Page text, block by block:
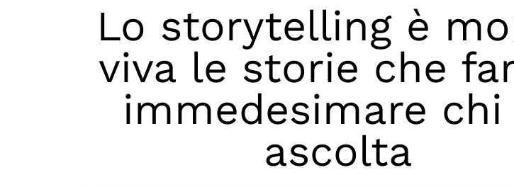
Lo storytelling è
viva le storie che
immedesimare chi
ascolta